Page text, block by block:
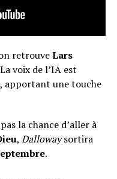
retrouveLars
voix de l’IA est
, apportant une touche
la chance d’aller à
, Dallowaysortira
.